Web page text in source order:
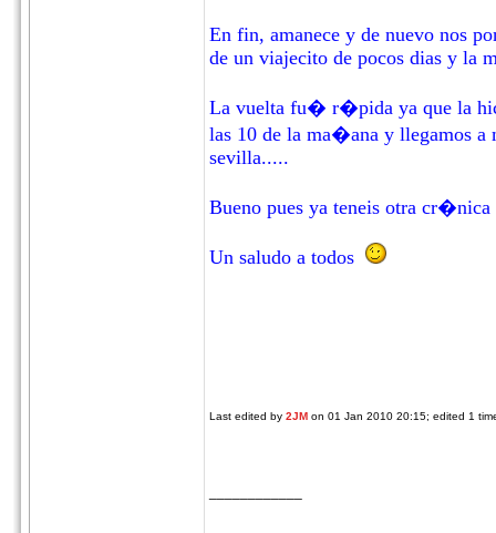
En fin, amanece y de nuevo nos
de un viajecito de pocos dias y la
La vuelta fu� r�pida ya que la
las 10 de la ma�ana y llegamos a
sevilla.....
Bueno pues ya teneis otra cr�nica
Un saludo a todos
Last edited by 2JM on 01 Jan 2010 20:15; edited 1